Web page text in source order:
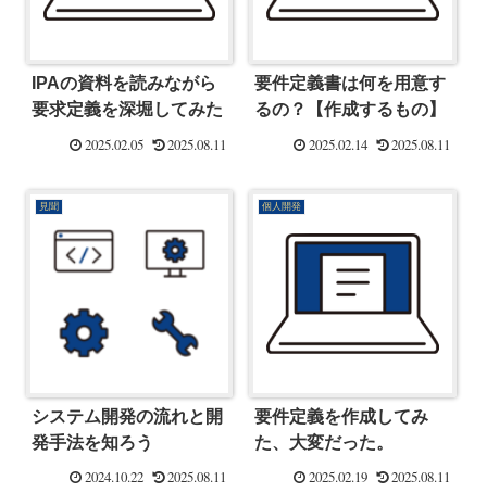
IPAの資料を読みながら
要求定義を深堀してみた
2025.02.05 2025.08.11
要件定義書は何を用意す
るの？【作成するもの】
2025.02.14 2025.08.11
見聞
システム開発の流れと開
発手法を知ろう
2024.10.22 2025.08.11
個人開発
要件定義を作成してみ
た、大変だった。
2025.02.19 2025.08.11